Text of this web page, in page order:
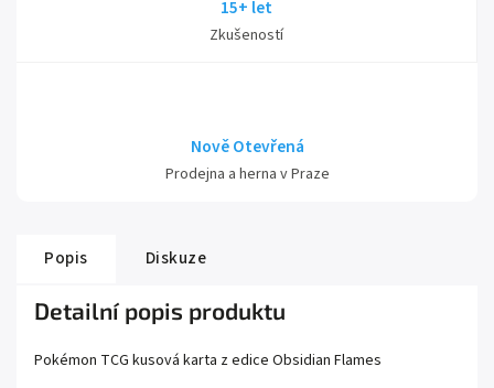
15+ let
Zkušeností
Nově Otevřená
Prodejna a herna v Praze
Popis Diskuze
Detailní popis produktu
Pokémon TCG kusová karta z edice Obsidian Flames